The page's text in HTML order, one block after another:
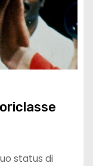
status di